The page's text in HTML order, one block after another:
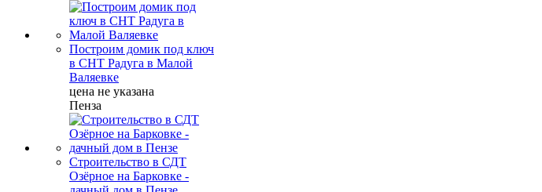
Построим домик под ключ
в СНТ Радуга в Малой
Валяевке
цена не указана
Пенза
Строительство в СДТ
Озёрное на Барковке -